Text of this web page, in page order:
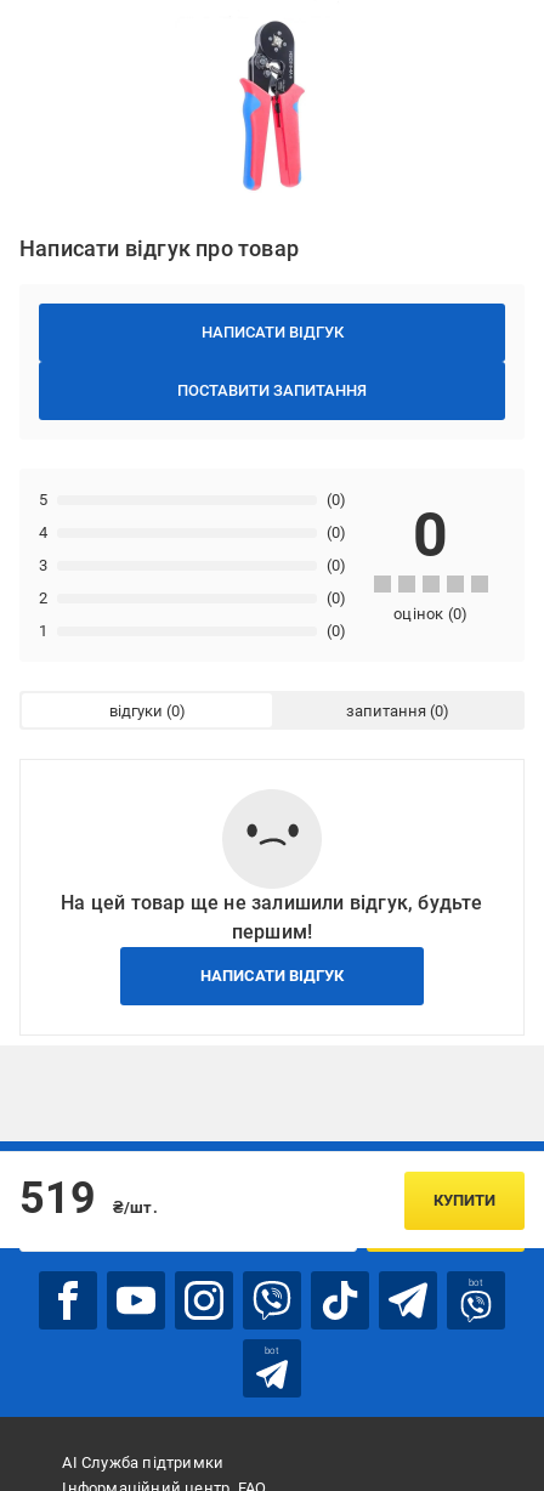
Написати відгук про товар
НАПИСАТИ ВІДГУК
ПОСТАВИТИ ЗАПИТАННЯ
1 (0)
2 (0)
3 (0)
4 (0)
5 (0)
0
оцінок (0)
відгуки запитання
На цей товар ще не залишили відгук, будьте
першим!
НАПИСАТИ ВІДГУК
519 ₴/шт. КУПИТИ
Підписуйтесь, щоб дізнаватись першим про акції та пропозиції
ПІДПИСАТИСЯ
bot
bot
АІ Служба підтримки